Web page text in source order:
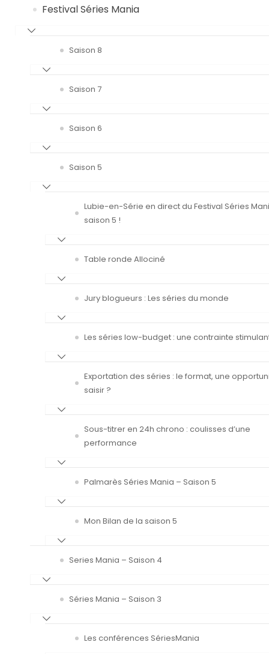
Festival Séries Mania
Saison 8
Saison 7
Saison 6
Saison 5
Lubie-en-Série en direct du Festival Séries
saison 5 !
Table ronde Allociné
Jury blogueurs : Les séries du monde
Les séries low-budget : une contrainte
Exportation des séries : le format, une
saisir ?
Sous-titrer en 24h chrono : coulisses d’une
performance
Palmarès Séries Mania – Saison 5
Mon Bilan de la saison 5
Series Mania – Saison 4
Séries Mania – Saison 3
Les conférences SériesMania